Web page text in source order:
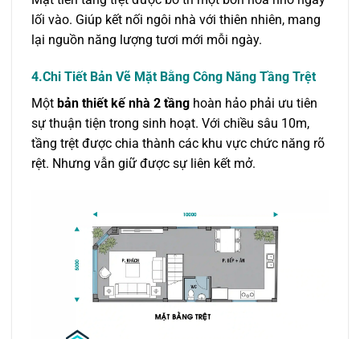
lối vào. Giúp kết nối ngôi nhà với thiên nhiên, mang
lại nguồn năng lượng tươi mới mỗi ngày.
4.Chi Tiết Bản Vẽ Mặt Bằng Công Năng Tầng Trệt
Một bản thiết kế nhà 2 tầng hoàn hảo phải ưu tiên
sự thuận tiện trong sinh hoạt. Với chiều sâu 10m,
tầng trệt được chia thành các khu vực chức năng rõ
rệt. Nhưng vẫn giữ được sự liên kết mở.